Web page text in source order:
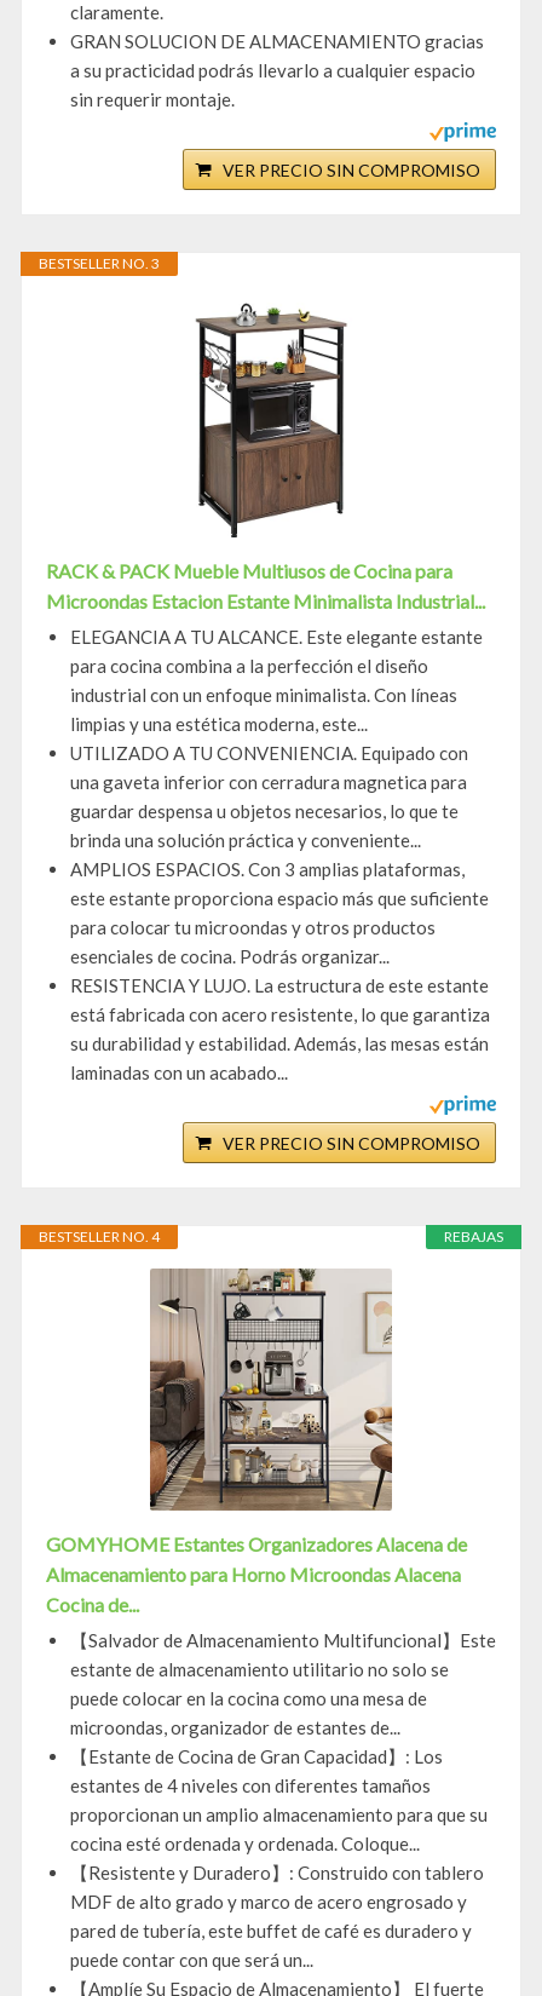
claramente.
GRAN SOLUCION DE ALMACENAMIENTO gracias
a su practicidad podrás llevarlo a cualquier espacio
sin requerir montaje.
VER PRECIO SIN COMPROMISO
BESTSELLER NO. 3
RACK & PACK Mueble Multiusos de Cocina para
Microondas Estacion Estante Minimalista Industrial...
ELEGANCIA A TU ALCANCE. Este elegante estante
para cocina combina a la perfección el diseño
industrial con un enfoque minimalista. Con líneas
limpias y una estética moderna, este...
UTILIZADO A TU CONVENIENCIA. Equipado con
una gaveta inferior con cerradura magnetica para
guardar despensa u objetos necesarios, lo que te
brinda una solución práctica y conveniente...
AMPLIOS ESPACIOS. Con 3 amplias plataformas,
este estante proporciona espacio más que suficiente
para colocar tu microondas y otros productos
esenciales de cocina. Podrás organizar...
RESISTENCIA Y LUJO. La estructura de este estante
está fabricada con acero resistente, lo que garantiza
su durabilidad y estabilidad. Además, las mesas están
laminadas con un acabado...
VER PRECIO SIN COMPROMISO
REBAJAS
BESTSELLER NO. 4
GOMYHOME Estantes Organizadores Alacena de
Almacenamiento para Horno Microondas Alacena
Cocina de...
【Salvador de Almacenamiento Multifuncional】Este
estante de almacenamiento utilitario no solo se
puede colocar en la cocina como una mesa de
microondas, organizador de estantes de...
【Estante de Cocina de Gran Capacidad】: Los
estantes de 4 niveles con diferentes tamaños
proporcionan un amplio almacenamiento para que su
cocina esté ordenada y ordenada. Coloque...
【Resistente y Duradero】: Construido con tablero
MDF de alto grado y marco de acero engrosado y
pared de tubería, este buffet de café es duradero y
puede contar con que será un...
【Amplíe Su Espacio de Almacenamiento】 El fuerte